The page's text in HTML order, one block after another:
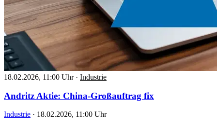
18.02.2026, 11:00 Uhr · Industrie
Andritz Aktie: China-Großauftrag fix
Industrie · 18.02.2026, 11:00 Uhr